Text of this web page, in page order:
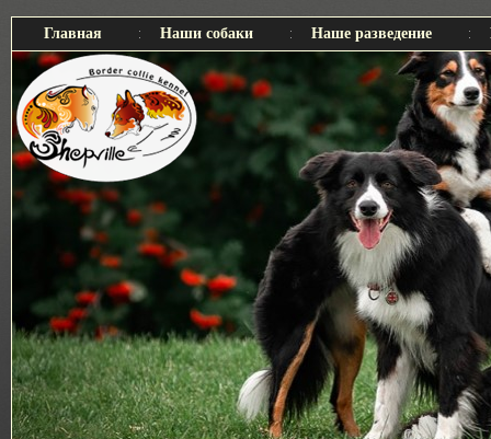
Главная Наши собаки Наше разведение